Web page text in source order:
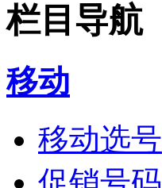
栏目导航
移动
移动选号